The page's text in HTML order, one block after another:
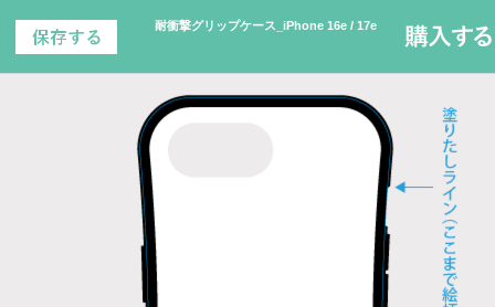
耐衝撃グリップケース_iPhone 16e / 17e